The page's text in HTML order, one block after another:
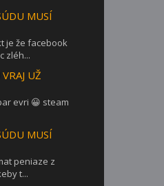
MUSÍ
je že facebook
zléh...
UŽ
evri 😀 steam
MUSÍ
peniaze z
t...